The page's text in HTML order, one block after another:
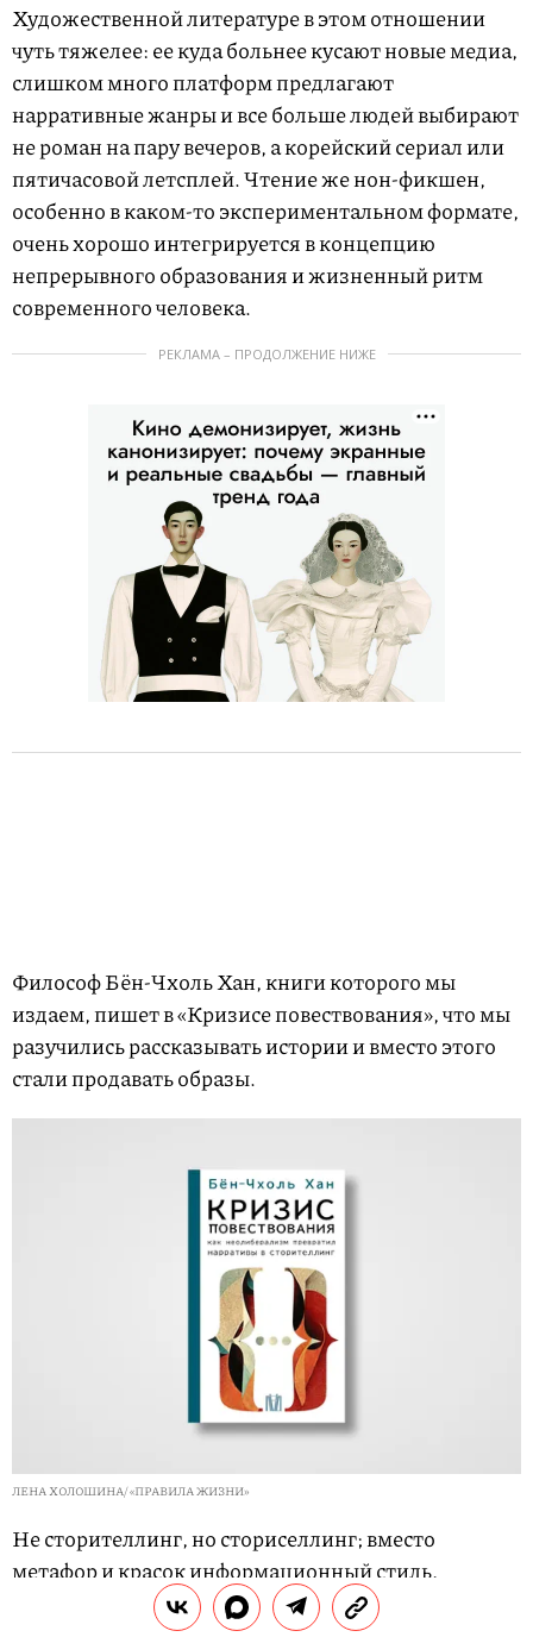
Художественной литературе в этом отношении
чуть тяжелее: ее куда больнее кусают новые медиа,
слишком много платформ предлагают
нарративные жанры и все больше людей выбирают
не роман на пару вечеров, а корейский сериал или
пятичасовой летсплей. Чтение же нон-фикшен,
особенно в каком-то экспериментальном формате,
очень хорошо интегрируется в концепцию
непрерывного образования и жизненный ритм
современного человека.
РЕКЛАМА – ПРОДОЛЖЕНИЕ НИЖЕ
Философ Бён-Чхоль Хан, книги которого мы
издаем, пишет в «Кризисе повествования», что мы
разучились рассказывать истории и вместо этого
стали продавать образы.
ЛЕНА ХОЛОШИНА/ «ПРАВИЛА ЖИЗНИ»
Не сторителлинг, но сториселлинг; вместо
метафор и красок информационный стиль,
который не повествует, а перечисляет. В таком